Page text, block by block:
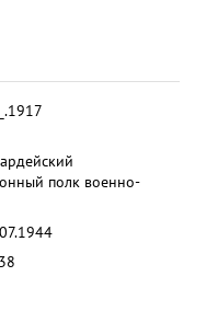
полк военно-